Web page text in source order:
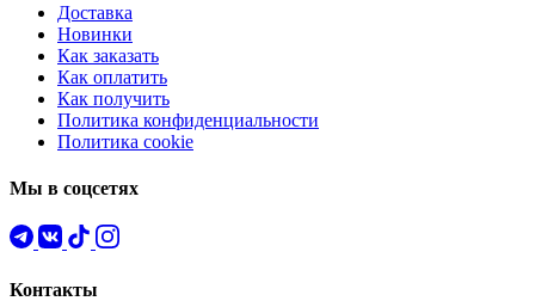
Доставка
Новинки
Как заказать
Как оплатить
Как получить
Политика конфиденциальности
Политика cookie
Мы в соцсетях
Контакты